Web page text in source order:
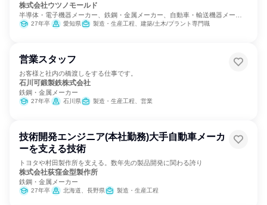
株式会社ウツノモールド
半導体・電子機器メーカー、鉄鋼・金属メーカー、自動車・輸送機器メーカ
ー
27年卒 愛知県 製造・生産工程、建築/土木/プラント専門職
営業スタッフ
お客様と社内の橋渡しをする仕事です。
石川可鍛製鉄株式会社
鉄鋼・金属メーカー
27年卒 石川県 製造・生産工程、営業
技術開発エンジニア(本社勤務)大手自動車メーカ
ーを支える技術
トヨタや村田製作所を支える。数年先の製品開発に関わる誇り
株式会社荻窪金型製作所
鉄鋼・金属メーカー
27年卒 北海道、長野県 製造・生産工程